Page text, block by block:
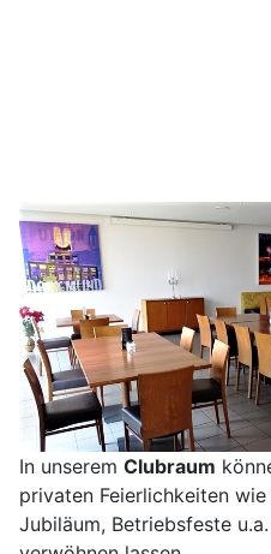
In unserem Clubraum
privaten Feierlichkeiten
Jubiläum, Betriebsfeste